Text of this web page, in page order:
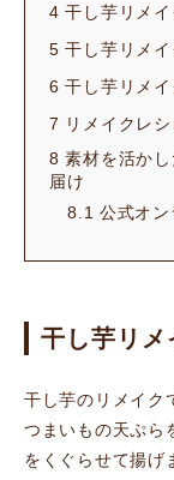
4 干し芋リメ
5 干し芋リメ
6 干し芋リメ
7 リメイクレ
8 素材を活か
届け
8.1 公式オ
干し芋リメ
干し芋のリメイク
つまいもの天ぷら
をくぐらせて揚げ